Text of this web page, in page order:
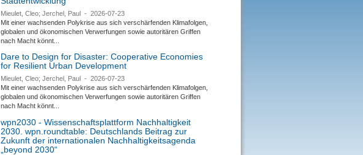
Mieulet, Cleo; Jerchel, Paul -
2026-07-23
Mit einer wachsenden Polykrise aus sich verschärfenden Klimafolgen,
globalen und ökonomischen Verwerfungen sowie autoritären Griffen
nach Macht könnt...
Dare to Design for Disaster: Cooperative Economies
for Resilient Urban Development
Mieulet, Cleo; Jerchel, Paul -
2026-07-23
Mit einer wachsenden Polykrise aus sich verschärfenden Klimafolgen,
globalen und ökonomischen Verwerfungen sowie autoritären Griffen
nach Macht könnt...
wpn2030 - Wissenschaftsplattform Nachhaltigkeit
2030. wpn.roundtable: Deutschlands Beitrag zur
Zukunft der internationalen Nachhaltigkeitsagenda
„beyond 2030“